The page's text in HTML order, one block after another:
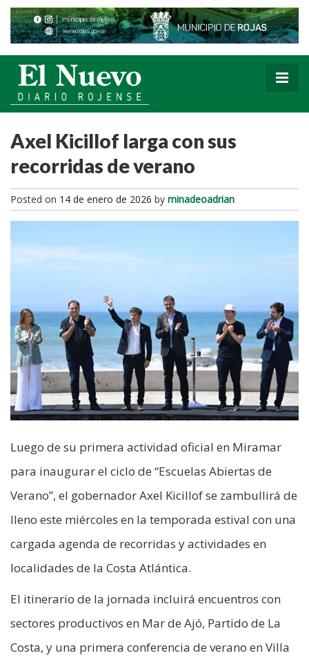
Axel Kicillof larga con sus
recorridas de verano
Posted on 14 de enero de 2026 by minadeoadrian
Luego de su primera actividad oficial en Miramar
para inaugurar el ciclo de “Escuelas Abiertas de
Verano”, el gobernador Axel Kicillof se zambullirá de
lleno este miércoles en la temporada estival con una
cargada agenda de recorridas y actividades en
localidades de la Costa Atlántica.
El itinerario de la jornada incluirá encuentros con
sectores productivos en Mar de Ajó, Partido de La
Costa, y una primera conferencia de verano en Villa